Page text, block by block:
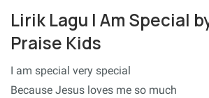
Lirik Lagu I Am Special
Praise Kids
I am special very special
Because Jesus loves me so much